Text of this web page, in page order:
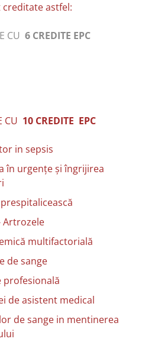
astfel:
CU 6 CREDITE EPC
CU 10 CREDITE EPC
in sepsis
în urgențe și îngrijirea
Artrozele
multifactorială
de sange
profesională
de asistent medical
de sange in mentinerea